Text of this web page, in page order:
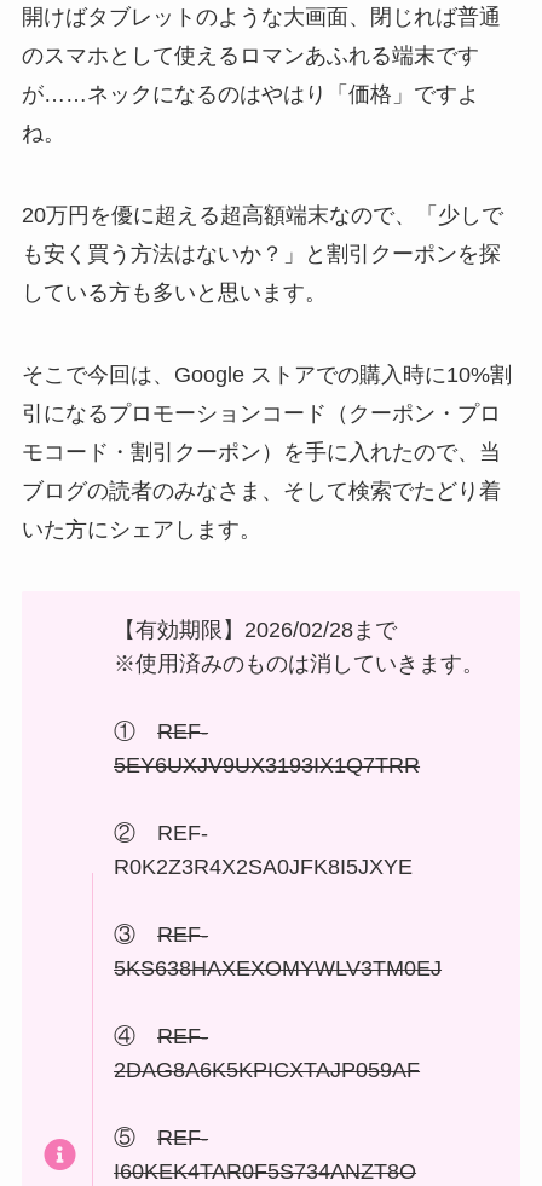
開けばタブレットのような大画面、閉じれば普通
のスマホとして使えるロマンあふれる端末です
が……ネックになるのはやはり「価格」ですよ
ね。
20万円を優に超える超高額端末なので、「少しで
も安く買う方法はないか？」と割引クーポンを探
している方も多いと思います。
そこで今回は、Google ストアでの購入時に10%割
引になるプロモーションコード（クーポン・プロ
モコード・割引クーポン）を手に入れたので、当
ブログの読者のみなさま、そして検索でたどり着
いた方にシェアします。
【有効期限】2026/02/28まで
※使用済みのものは消していきます。
①REF-
5EY6UXJV9UX3193IX1Q7TRR
② REF-
R0K2Z3R4X2SA0JFK8I5JXYE
③REF-
5KS638HAXEXOMYWLV3TM0EJ
④REF-
2DAG8A6K5KPICXTAJP059AF
⑤REF-
I60KEK4TAR0F5S734ANZT8O